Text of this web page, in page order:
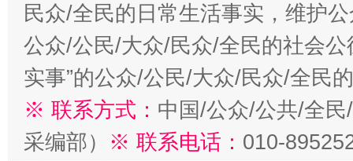
民众/全民的日常生活事实，维护
公众/公民/大众/民众/全民的社会公
实事”的公众/公民/大众/民众/全民
※ 联系方式： 中国/公众/公共/全
采编部） ※ 联系电话： 010-